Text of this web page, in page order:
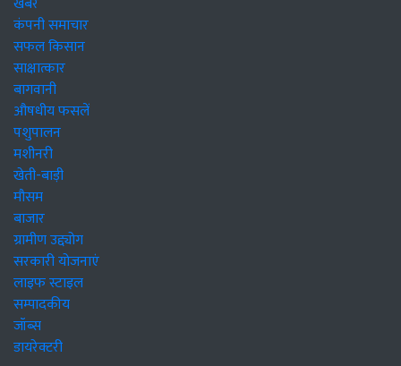
कंपनी समाचार
सफल किसान
साक्षात्कार
बागवानी
औषधीय फसलें
पशुपालन
मशीनरी
खेती-बाड़ी
मौसम
बाजार
ग्रामीण उद्द्योग
सरकारी योजनाएं
लाइफ स्टाइल
सम्पादकीय
जॉब्स
डायरेक्टरी